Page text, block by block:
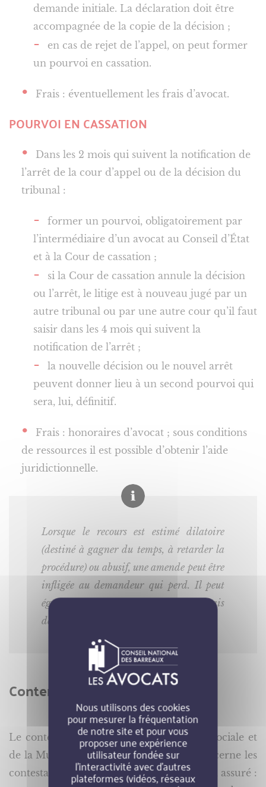
demande initiale. La déclaration doit être
accompagnée de la copie de la décision ;
en cas de rejet de l’appel, on peut former
un pourvoi en cassation.
Frais : éventuellement les frais d’avocat.
POURVOI EN CASSATION
Dans les 2 mois qui suivent la notification de
l’arrêt de la cour d’appel ou de la décision du
tribunal :
former un pourvoi, obligatoirement par
l’intermédiaire d’un avocat au Conseil d’État
et à la Cour de cassation ;
si la Cour de cassation annule la décision
ou l’arrêt, le litige est à nouveau jugé par un
autre tribunal ou par une autre cour qu’il faut
saisir dans les 4 mois qui suivent la
notification de l’arrêt ;
la nouvelle décision ou le nouvel arrêt
peuvent donner lieu à un second pourvoi qui
sera, lui, définitif.
Frais : honoraires d’avocat ; sous conditions
de ressources il est possible d’obtenir l’aide
juridictionnelle.
Lorsque le recours est estimé dilatoire
(destiné à gagner du temps, à retarder la
procédure) ou abusif, une amende peut être
infligée au demandeur qui perd. Il peut
également être condamné à payer les frais
de procédure.
Contentieux technique
Le contentieux technique de la Sécurité sociale et
de la Mutualité sociale agricole (MSA) concerne les
contestations relatives à l’état de santé d’un assuré :
Nous utilisons des cookies
pour mesurer la fréquentation
de notre site et pour vous
proposer une expérience
utilisateur fondée sur
l’interactivité avec d’autres
plateformes (vidéos, réseaux